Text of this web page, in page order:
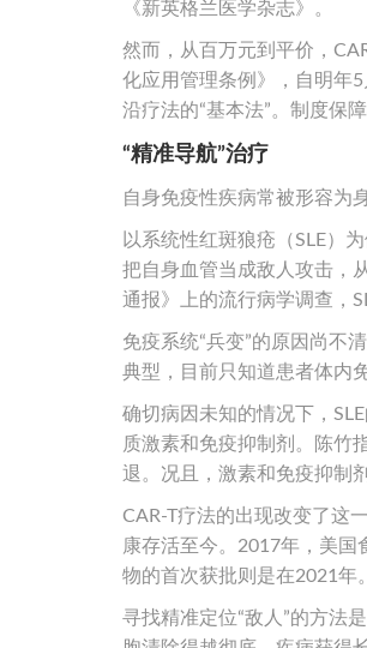
《新英格兰医学杂志》。
然而，从百万元到平价，
化应用管理条例》，自明年
沿疗法的“基本法”。制度保
“精准导航”治疗
自身免疫性疾病常被形容为
以系统性红斑狼疮（SLE）
把自身血管当成敌人攻击，
通报》上的流行病学调查，
免疫系统“兵变”的原因尚不
典型，目前只知道患者体内
确切病因未知的情况下，
质激素和免疫抑制剂。陈竹
退。况且，激素和免疫抑制
CAR-T疗法的出现改变了这
康存活至今。2017年，美国
物的首次获批则是在2021年。
寻找精准定位“敌人”的方法